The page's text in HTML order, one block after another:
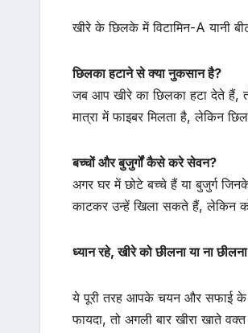
खीरे के छिलके में विटामिन-A यानी
छिलका हटाने से क्या नुकसान है?
जब आप खीरे का छिलका हटा देते हैं,
मात्रा में फाइबर मिलता है, लेकिन
बच्चों और बुजुर्गों कैसे करे सेवन?
अगर घर में छोटे बच्चे हैं या बुजुर्ग
काटकर उन्हें खिला सकते हैं, लेकिन
ध्यान रहे, खीरे को छीलना या ना छीलना
ये पूरी तरह आपके चयन और सफाई के
फायदा, तो अगली बार खीरा खाते